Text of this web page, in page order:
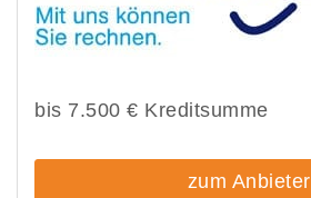
bis 7.500 € Kreditsumme
zum Anbieter